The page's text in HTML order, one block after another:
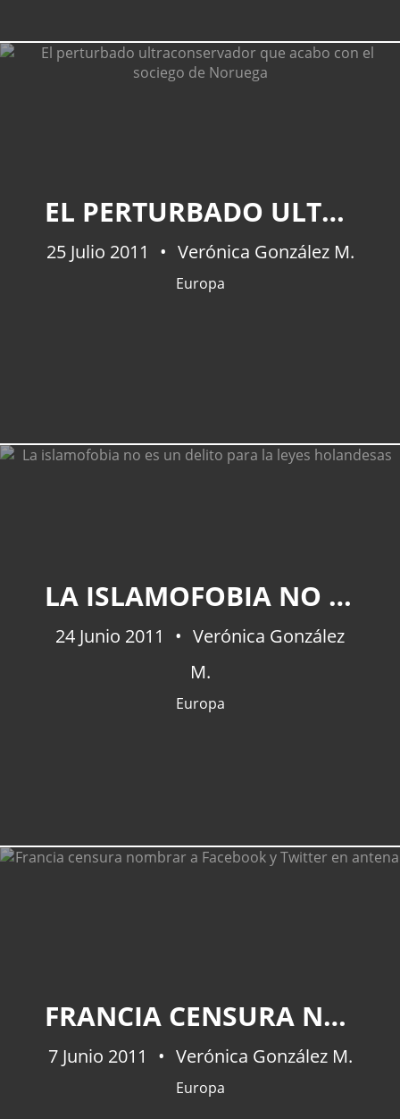
EL PERTURBADO ULTRACONSERVADOR QUE ACABO CON EL SOCIEGO DE NORUEGA
25 Julio 2011 Verónica González M.
Europa
LA ISLAMOFOBIA NO ES UN DELITO PARA LA LEYES HOLANDESAS
24 Junio 2011
Verónica González
M.
Europa
FRANCIA CENSURA NOMBRAR A FACEBOOK Y TWITTER EN ANTENA
7 Junio 2011 Verónica González M.
Europa